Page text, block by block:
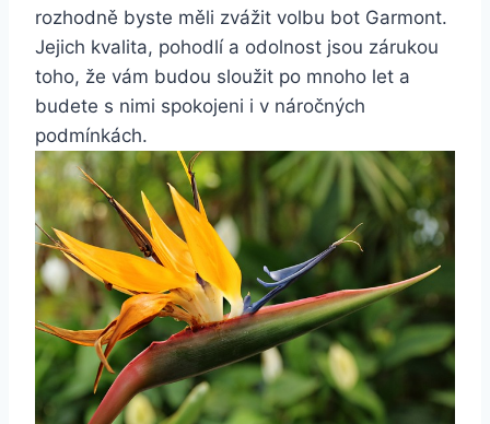
rozhodně byste měli ‍zvážit volbu bot Garmont.
Jejich ⁤kvalita, pohodlí a odolnost jsou zárukou
toho, že vám budou sloužit ‌po mnoho‍ let a
budete s ‍nimi‍ spokojeni i v náročných
podmínkách.